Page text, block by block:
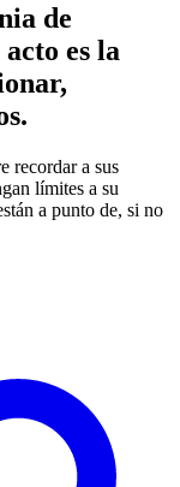
de
es la
recordar a sus
límites a su
a punto de, si no